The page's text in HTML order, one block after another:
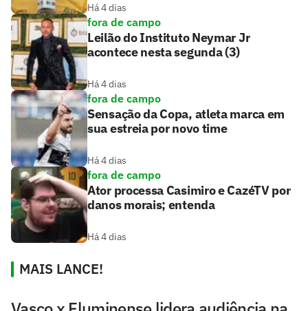
Há 4 dias
fora de campo
Leilão do Instituto Neymar Jr
acontece nesta segunda (3)
Há 4 dias
fora de campo
Sensação da Copa, atleta marca em
sua estreia por novo time
Há 4 dias
fora de campo
Ator processa Casimiro e CazéTV por
danos morais; entenda
Há 4 dias
MAIS LANCE!